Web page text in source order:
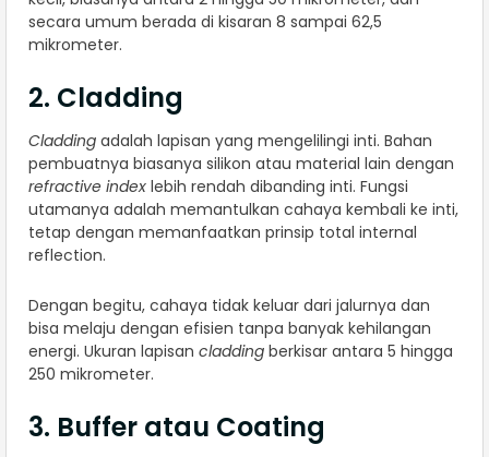
secara umum berada di kisaran 8 sampai 62,5
mikrometer.
2. Cladding
Cladding adalah lapisan yang mengelilingi inti. Bahan
pembuatnya biasanya silikon atau material lain dengan
refractive index lebih rendah dibanding inti. Fungsi
utamanya adalah memantulkan cahaya kembali ke inti,
tetap dengan memanfaatkan prinsip total internal
reflection.
Dengan begitu, cahaya tidak keluar dari jalurnya dan
bisa melaju dengan efisien tanpa banyak kehilangan
energi. Ukuran lapisan cladding berkisar antara 5 hingga
250 mikrometer.
3. Buffer atau Coating